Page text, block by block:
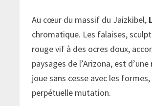
Au cœur du massif du Jaizkibel,
chromatique. Les falaises,
rouge vif à des ocres doux,
paysages de l’Arizona, est
joue sans cesse avec les
perpétuelle mutation.